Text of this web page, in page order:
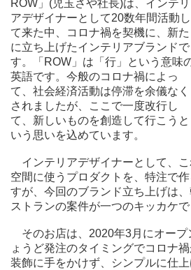
ROW」(児玉さや社長)は、インテリ
アデザイナーとして20数年間活動し
て来た中、コロナ禍を契機に、新た
に立ち上げたインテリアブランドで
す。「ROW」は「行」という意味
英語です。今般のコロナ禍によっ
て、社会経済活動は停滞を余儀なく
されましたが、ここで一度改行し
て、新しいものを創造して行こうと
いう思いを込めています。
インテリアデザイナーとして、
空間に使うプロダクトを、特注で
すが、今回のブランド立ち上げは
ストランの案件が一つのキッカケで
そのお店は、2020年3月にオープ
ょうど発注のタイミングでコロナ
装飾に手をかけず、シンプルに仕